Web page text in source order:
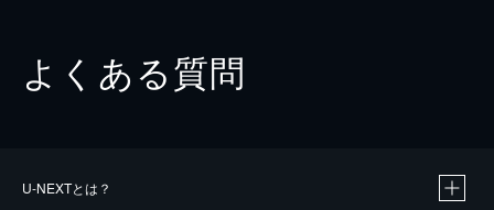
よくある質問
U-NEXTとは？